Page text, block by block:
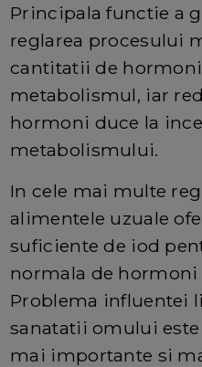
Principala functie a
reglarea procesului
cantitatii de hormoni
metabolismul, iar
hormoni duce la
metabolismului.
In cele mai multe
alimentele uzuale
suficiente de iod
normala de
Problema influentei
sanatatii omului
mai importante si